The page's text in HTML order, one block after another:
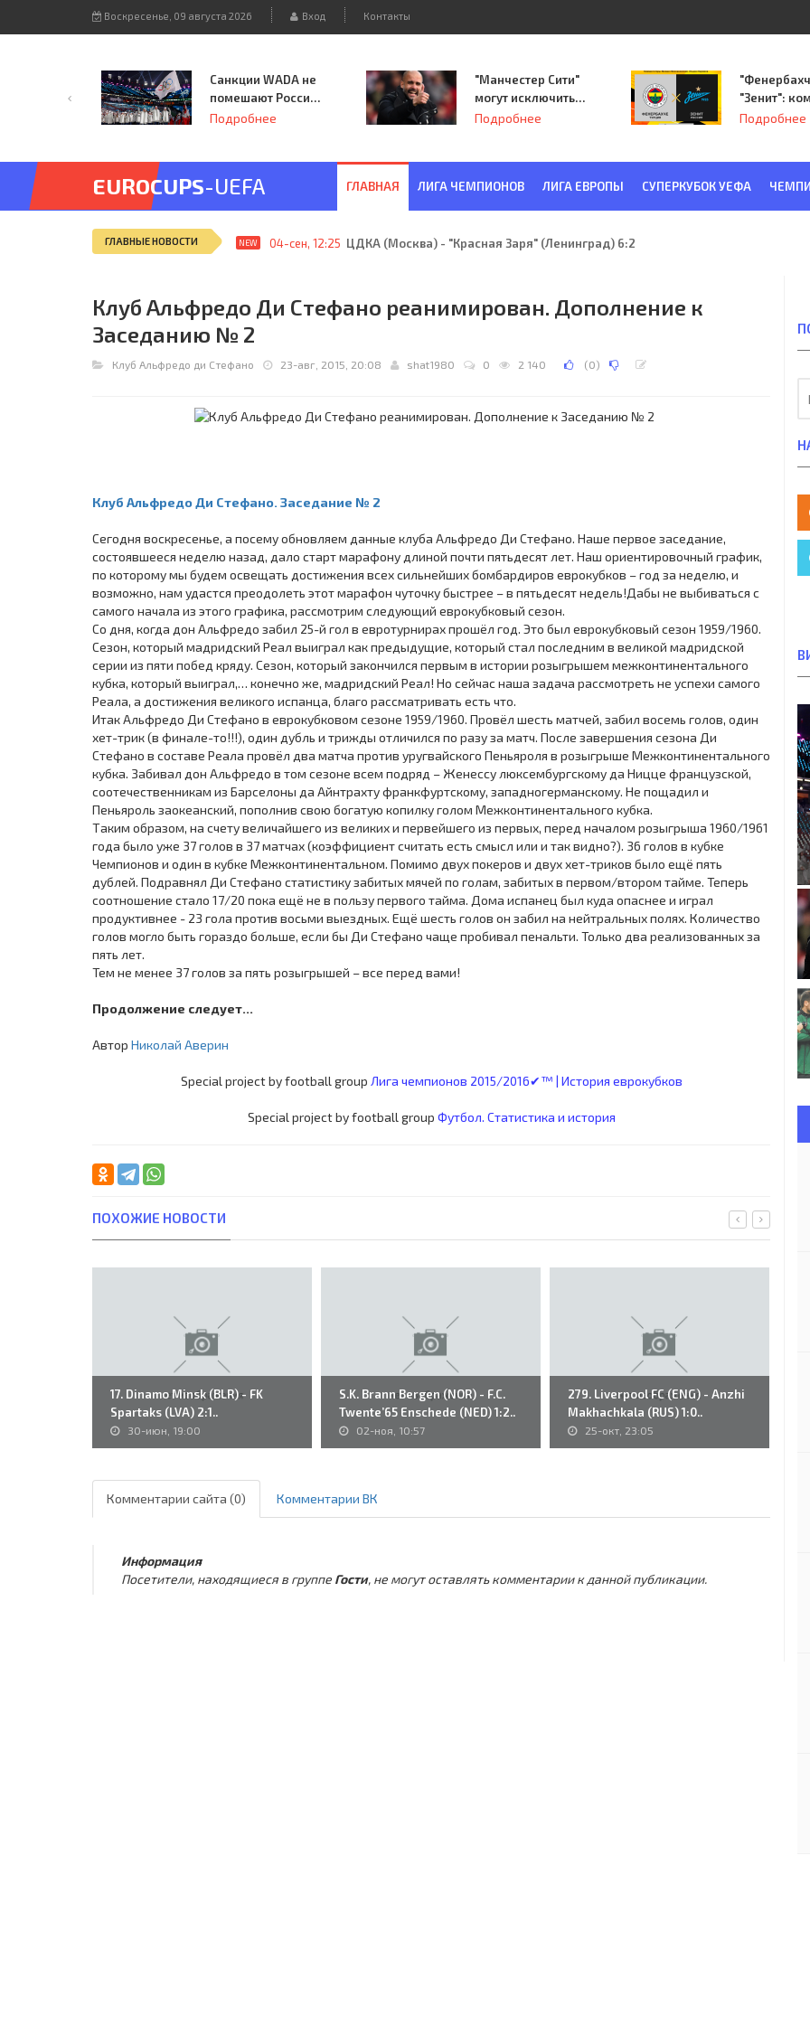
Воскресенье, 09 августа 2026 Вход Контакты
Санкции WADA не
помешают России
принять
Подробнее
"Манчестер Сити"
могут исключить
из Лиги
Подробнее
"Зенит":
Семака
Подробнее
EUROCUPS-UEFA ГЛАВНАЯ ЛИГА ЧЕМПИОНОВ ЛИГА ЕВРОПЫ СУПЕРКУБОК УЕФА
ГЛАВНЫЕ НОВОСТИ NEW 04-сен, 12:25 ЦДКА (Москва) - "Красная Заря" (Ленинград) 6:2
Клуб Альфредо Ди Стефано реанимирован. Дополнение к
Заседанию № 2
Клуб Альфредо ди Стефано 23-авг, 2015, 20:08 shat1980 0 2 140 (0)
Клуб Альфредо Ди Стефано. Заседание № 2
Сегодня воскресенье, а посему обновляем данные клуба Альфредо Ди Стефано. Наше первое заседание,
состоявшееся неделю назад, дало старт марафону длиной почти пятьдесят лет. Наш ориентировочный график,
по которому мы будем освещать достижения всех сильнейших бомбардиров еврокубков – год за неделю, и
возможно, нам удастся преодолеть этот марафон чуточку быстрее – в пятьдесят недель!Дабы не выбиваться с
самого начала из этого графика, рассмотрим следующий еврокубковый сезон.
Со дня, когда дон Альфредо забил 25-й гол в евротурнирах прошёл год. Это был еврокубковый сезон 1959/1960.
Сезон, который мадридский Реал выиграл как предыдущие, который стал последним в великой мадридской
серии из пяти побед кряду. Сезон, который закончился первым в истории розыгрышем межконтинентального
кубка, который выиграл,… конечно же, мадридский Реал! Но сейчас наша задача рассмотреть не успехи самого
Реала, а достижения великого испанца, благо рассматривать есть что.
Итак Альфредо Ди Стефано в еврокубковом сезоне 1959/1960. Провёл шесть матчей, забил восемь голов, один
хет-трик (в финале-то!!!), один дубль и трижды отличился по разу за матч. После завершения сезона Ди
Стефано в составе Реала провёл два матча против уругвайского Пеньяроля в розыгрыше Межконтинентального
кубка. Забивал дон Альфредо в том сезоне всем подряд – Женессу люксембургскому да Ницце французской,
соотечественникам из Барселоны да Айнтрахту франкфуртскому, западногерманскому. Не пощадил и
Пеньяроль заокеанский, пополнив свою богатую копилку голом Межконтинентального кубка.
Таким образом, на счету величайшего из великих и первейшего из первых, перед началом розыгрыша 1960/1961
года было уже 37 голов в 37 матчах (коэффициент считать есть смысл или и так видно?). 36 голов в кубке
Чемпионов и один в кубке Межконтинентальном. Помимо двух покеров и двух хет-триков было ещё пять
дублей. Подравнял Ди Стефано статистику забитых мячей по голам, забитых в первом/втором тайме. Теперь
соотношение стало 17/20 пока ещё не в пользу первого тайма. Дома испанец был куда опаснее и играл
продуктивнее - 23 гола против восьми выездных. Ещё шесть голов он забил на нейтральных полях. Количество
голов могло быть гораздо больше, если бы Ди Стефано чаще пробивал пенальти. Только два реализованных за
пять лет.
Тем не менее 37 голов за пять розыгрышей – все перед вами!
Продолжение следует...
Автор Николай Аверин
Special project by football group Лига чемпионов 2015/2016✔™ | История еврокубков
Special project by football group Футбол. Статистика и история
ПОХОЖИЕ НОВОСТИ
17. Dinamo Minsk (BLR) - FK
Spartaks (LVA) 2:1..
30-июн, 19:00
S.K. Brann Bergen (NOR) - F.C.
Twente’65 Enschede (NED) 1:2..
02-ноя, 10:57
279. Liverpool FC (ENG) - Anzhi
Makhachkala (RUS) 1:0..
25-окт, 23:05
Комментарии сайта (0) Комментарии ВК
Информация
Посетители, находящиеся в группе Гости, не могут оставлять комментарии к данной публикации.